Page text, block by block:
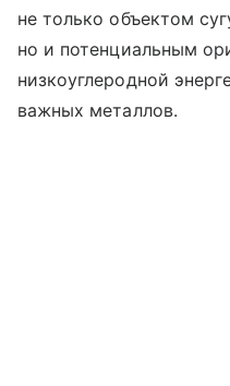
не только объектом
но и потенциальным
низкоуглеродной
важных металлов.